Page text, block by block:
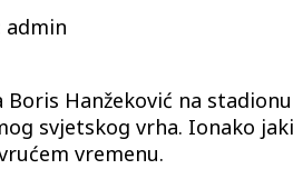
admin
Boris Hanžeković na
svjetskog vrha. Ionako
vremenu.